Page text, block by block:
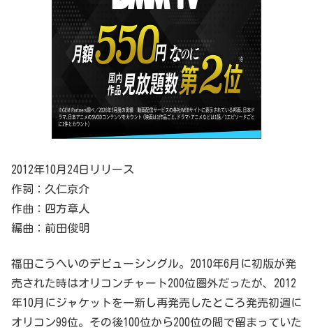
2012年10月24日リリース
作詞：久仁京介
作曲：四方章人
編曲：前田俊明
福田こうへいのデビューシングル。2010年6月に初版が発
売された時はオリコンチャート200位圏外だったが、2012
年10月にジャケットを一新し再発売したところ発売初週に
オリコン99位。その後100位から200位の間で留まっていた